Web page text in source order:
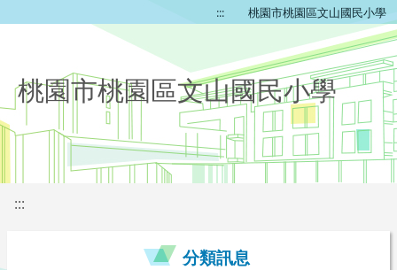
::: 桃園市桃園區文山國民小學
桃園市桃園區文山國民小學
:::
分類訊息